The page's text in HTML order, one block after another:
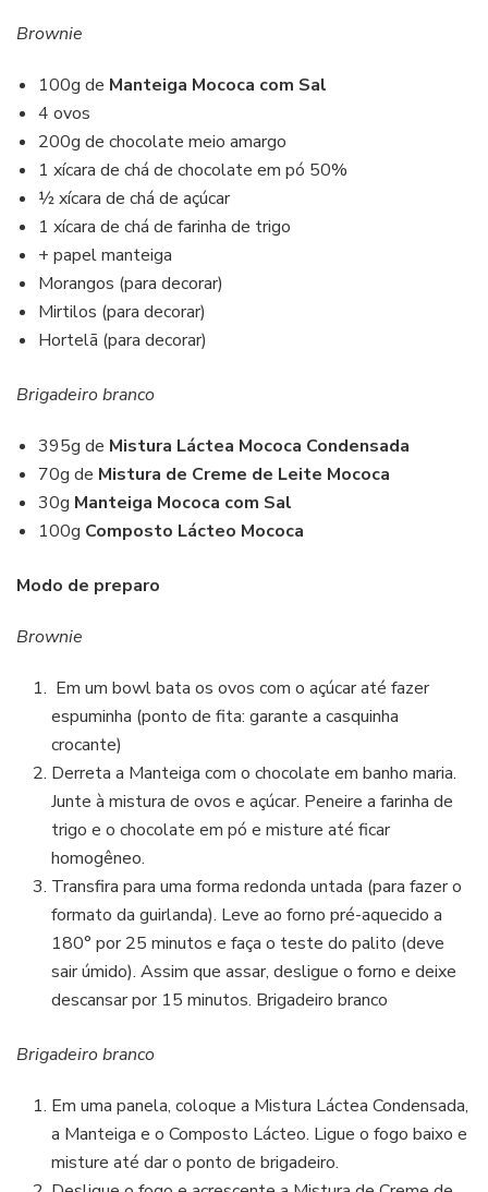
Brownie
100g de Manteiga Mococa com Sal
4 ovos
200g de chocolate meio amargo
1 xícara de chá de chocolate em pó 50%
½ xícara de chá de açúcar
1 xícara de chá de farinha de trigo
+ papel manteiga
Morangos (para decorar)
Mirtilos (para decorar)
Hortelã (para decorar)
Brigadeiro branco
395g de Mistura Láctea Mococa Condensada
70g de Mistura de Creme de Leite Mococa
30g Manteiga Mococa com Sal
100g Composto Lácteo Mococa
Modo de preparo
Brownie
Em um bowl bata os ovos com o açúcar até fazer
espuminha (ponto de fita: garante a casquinha
crocante)
Derreta a Manteiga com o chocolate em banho maria.
Junte à mistura de ovos e açúcar. Peneire a farinha de
trigo e o chocolate em pó e misture até ficar
homogêneo.
Transfira para uma forma redonda untada (para fazer o
formato da guirlanda). Leve ao forno pré-aquecido a
180° por 25 minutos e faça o teste do palito (deve
sair úmido). Assim que assar, desligue o forno e deixe
descansar por 15 minutos. Brigadeiro branco
Brigadeiro branco
Em uma panela, coloque a Mistura Láctea Condensada,
a Manteiga e o Composto Lácteo. Ligue o fogo baixo e
misture até dar o ponto de brigadeiro.